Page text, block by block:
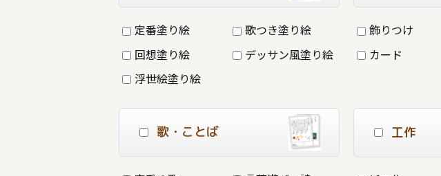
定番塗り絵
歌つき塗り絵
回想塗り絵
デッサン風塗り絵
浮世絵塗り絵
飾りつけ
カード
歌・ことば 工作